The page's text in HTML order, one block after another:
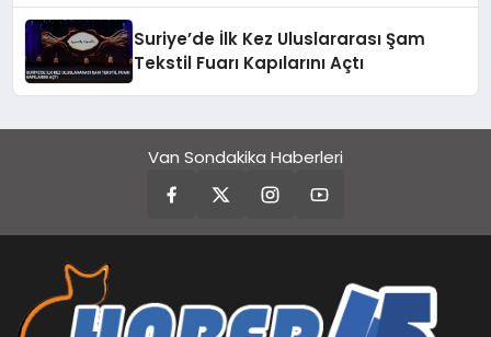
Suriye’de İlk Kez Uluslararası Şam
Tekstil Fuarı Kapılarını Açtı
Van Sondakika Haberleri